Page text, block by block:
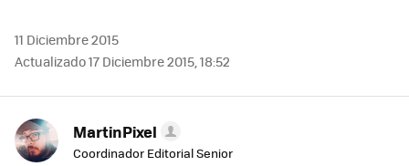
11 Diciembre 2015
Actualizado 17 Diciembre 2015, 18:52
MartinPixel
Coordinador Editorial Senior